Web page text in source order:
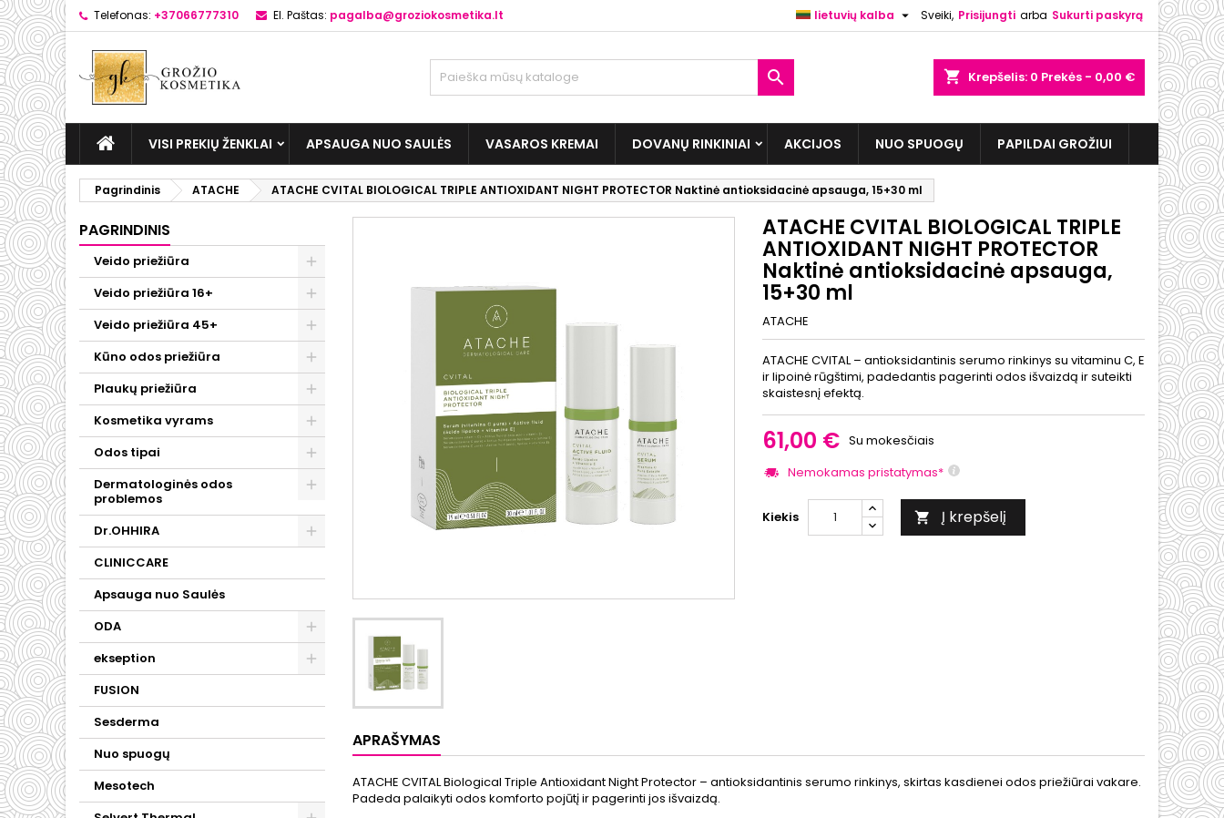
Telefonas: +37066777310 El. Paštas: pagalba@groziokosmetika.lt Sveiki, Prisijungti arba Sukurti paskyrą
lietuvių kalba 
shopping_cart Krepšelis: 0 Prekės - 0,00 €

VISI PREKIŲ ŽENKLAI APSAUGA NUO SAULĖS VASAROS KREMAI DOVANŲ RINKINIAI AKCIJOS NUO SPUOGŲ PAPILDAI GROŽIUI
Pagrindinis ATACHE ATACHE CVITAL BIOLOGICAL TRIPLE ANTIOXIDANT NIGHT PROTECTOR Naktinė antioksidacinė apsauga, 15+30 ml
PAGRINDINIS
Veido priežiūra
Veido priežiūra 16+
Veido priežiūra 45+
Kūno odos priežiūra
Plaukų priežiūra
Kosmetika vyrams
Odos tipai
Dermatologinės odos
problemos
Dr.OHHIRA
CLINICCARE
Apsauga nuo Saulės
ODA
ekseption
FUSION
Sesderma
Nuo spuogų
Mesotech
ATACHE CVITAL BIOLOGICAL TRIPLE
ANTIOXIDANT NIGHT PROTECTOR
Naktinė antioksidacinė apsauga,
15+30 ml
ATACHE
ATACHE CVITAL – antioksidantinis serumo rinkinys su vitaminu C, E
ir lipoinė rūgštimi, padedantis pagerinti odos išvaizdą ir suteikti
skaistesnį efektą.
61,00 € Su mokesčiais
Nemokamas pristatymas*
Kiekis  Į krepšelį
APRAŠYMAS
ATACHE CVITAL Biological Triple Antioxidant Night Protector – antioksidantinis serumo rinkinys, skirtas kasdienei odos priežiūrai vakare.
Padeda palaikyti odos komforto pojūtį ir pagerinti jos išvaizdą.